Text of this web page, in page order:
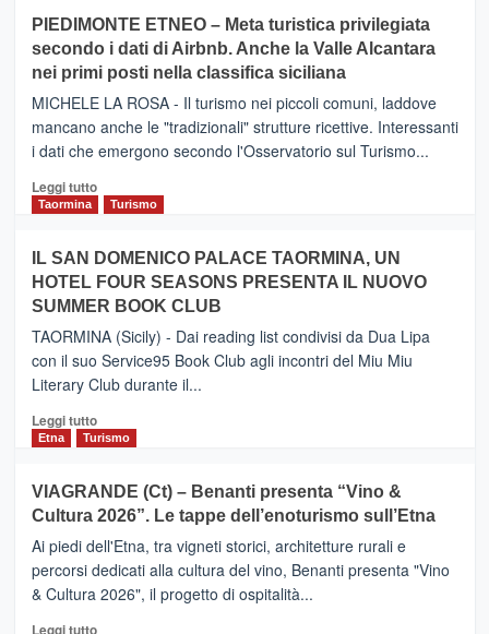
CATANIA
–
Inaugurato
il
nuovo
collegamento
tra
e
Zanzibar
da
Neos
PIEDIMONTE ETNEO – Meta turistica privilegiata
secondo i dati di Airbnb. Anche la Valle Alcantara
nei primi posti nella classifica siciliana
MICHELE LA ROSA - Il turismo nei piccoli comuni, laddove
mancano anche le "tradizionali" strutture ricettive. Interessanti
i dati che emergono secondo l'Osservatorio sul Turismo...
Leggi tuttoLeggi
PIEDIMONTE
ETNEO
–
Meta
turistica
privilegiata
secondo
dati
di
Anche
la
Alcantara
nei
primi
Taormina Turismo
IL SAN DOMENICO PALACE TAORMINA, UN
HOTEL FOUR SEASONS PRESENTA IL NUOVO
SUMMER BOOK CLUB
TAORMINA (Sicily) - Dai reading list condivisi da Dua Lipa
con il suo Service95 Book Club agli incontri del Miu Miu
Literary Club durante il...
Leggi tuttoLeggi
di
IL
SAN
DOMENICO
PALACE
TAORMINA,
UN
HOTEL
Etna Turismo
VIAGRANDE (Ct) – Benanti presenta “Vino &
Cultura 2026”. Le tappe dell’enoturismo sull’Etna
Ai piedi dell'Etna, tra vigneti storici, architetture rurali e
percorsi dedicati alla cultura del vino, Benanti presenta "Vino
& Cultura 2026", il progetto di ospitalità...
Leggi